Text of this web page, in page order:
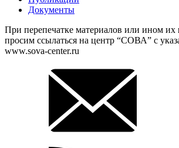
Документы
При перепечатке материалов или ином их
просим ссылаться на центр “СОВА” с
www.sova-center.ru